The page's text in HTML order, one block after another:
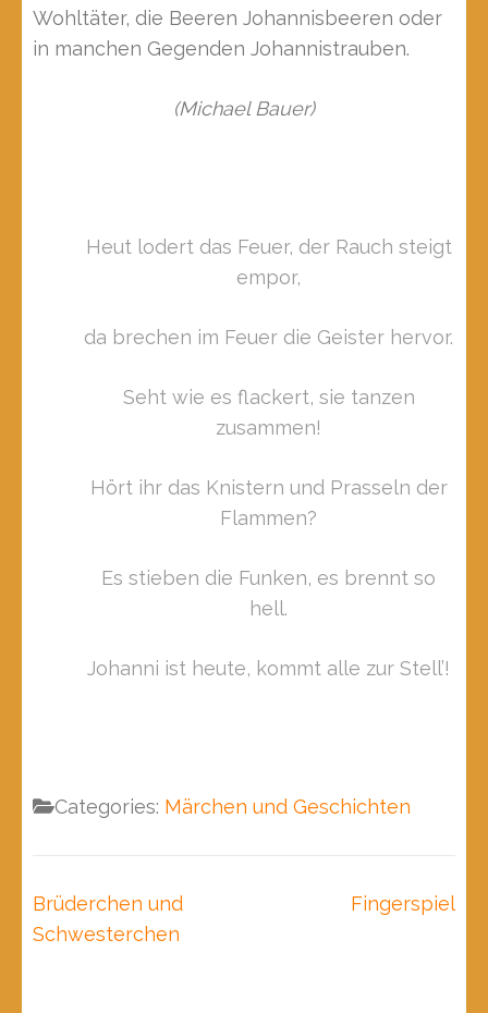
Wohltäter, die Beeren Johannisbeeren oder
in manchen Gegenden Johannistrauben.
(Michael Bauer)
Heut lodert das Feuer, der Rauch steigt
empor,
da brechen im Feuer die Geister hervor.
Seht wie es flackert, sie tanzen
zusammen!
Hört ihr das Knistern und Prasseln der
Flammen?
Es stieben die Funken, es brennt so
hell.
Johanni ist heute, kommt alle zur Stell’!
Categories: Märchen und Geschichten
Beitragsnavigation
Brüderchen und
Schwesterchen
Fingerspiel